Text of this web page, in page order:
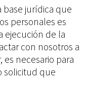
base jurídica que
personales es
ejecución de la
con nosotros a
necesario para
solicitud que